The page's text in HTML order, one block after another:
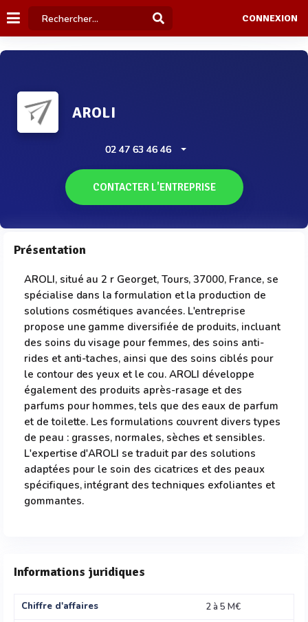
CONNEXION
AROLI
02 47 63 46 46
CONTACTER L'ENTREPRISE
Présentation
AROLI, situé au 2 r Georget, Tours, 37000, France, se
spécialise dans la formulation et la production de
solutions cosmétiques avancées. L'entreprise
propose une gamme diversifiée de produits, incluant
des soins du visage pour femmes, des soins anti-
rides et anti-taches, ainsi que des soins ciblés pour
le contour des yeux et le cou. AROLI développe
également des produits après-rasage et des
parfums pour hommes, tels que des eaux de parfum
et de toilette. Les formulations couvrent divers types
de peau : grasses, normales, sèches et sensibles.
L'expertise d'AROLI se traduit par des solutions
adaptées pour le soin des cicatrices et des peaux
spécifiques, intégrant des techniques exfoliantes et
gommantes.
Informations juridiques
Chiffre d'affaires
2 à 5 M€